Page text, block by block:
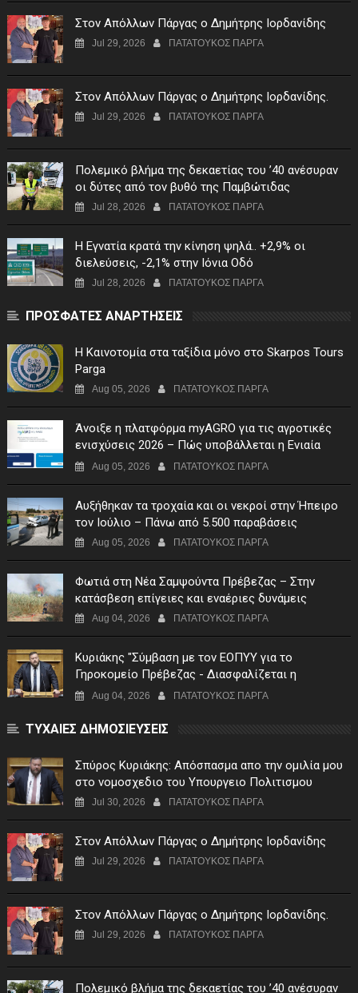
Στον Απόλλων Πάργας ο Δημήτρης Ιορδανίδης
Jul 29, 2026 ΠΑΤΑΤΟΥΚΟΣ ΠΑΡΓΑ
Στον Απόλλων Πάργας ο Δημήτρης Ιορδανίδης.
Jul 29, 2026 ΠΑΤΑΤΟΥΚΟΣ ΠΑΡΓΑ
Πολεμικό βλήμα της δεκαετίας του ’40 ανέσυραν
οι δύτες από τον βυθό της Παμβώτιδας
Jul 28, 2026 ΠΑΤΑΤΟΥΚΟΣ ΠΑΡΓΑ
Η Εγνατία κρατά την κίνηση ψηλά.. +2,9% οι
διελεύσεις, -2,1% στην Ιόνια Οδό
Jul 28, 2026 ΠΑΤΑΤΟΥΚΟΣ ΠΑΡΓΑ
ΠΡΟΣΦΑΤΕΣ ΑΝΑΡΤΗΣΕΙΣ
Η Καινοτομία στα ταξίδια μόνο στο Skarpos Tours
Parga
Aug 05, 2026 ΠΑΤΑΤΟΥΚΟΣ ΠΑΡΓΑ
Άνοιξε η πλατφόρμα myAGRO για τις αγροτικές
ενισχύσεις 2026 – Πώς υποβάλλεται η Ενιαία
Αίτηση Ενίσχυσης
Aug 05, 2026 ΠΑΤΑΤΟΥΚΟΣ ΠΑΡΓΑ
Αυξήθηκαν τα τροχαία και οι νεκροί στην Ήπειρο
τον Ιούλιο – Πάνω από 5.500 παραβάσεις
Aug 05, 2026 ΠΑΤΑΤΟΥΚΟΣ ΠΑΡΓΑ
Φωτιά στη Νέα Σαμψούντα Πρέβεζας – Στην
κατάσβεση επίγειες και εναέριες δυνάμεις
Aug 04, 2026 ΠΑΤΑΤΟΥΚΟΣ ΠΑΡΓΑ
Κυριάκης "Σύμβαση με τον ΕΟΠΥΥ για το
Γηροκομείο Πρέβεζας - Διασφαλίζεται η
χρηματοδότηση της λειτουργίας του"
Aug 04, 2026 ΠΑΤΑΤΟΥΚΟΣ ΠΑΡΓΑ
ΤΥΧΑΙΕΣ ΔΗΜΟΣΙΕΥΣΕΙΣ
Σπύρος Κυριάκης: Απόσπασμα απο την ομιλία μου
στο νομοσχεδιο του Υπουργειο Πολιτισμου
Jul 30, 2026 ΠΑΤΑΤΟΥΚΟΣ ΠΑΡΓΑ
Στον Απόλλων Πάργας ο Δημήτρης Ιορδανίδης
Jul 29, 2026 ΠΑΤΑΤΟΥΚΟΣ ΠΑΡΓΑ
Στον Απόλλων Πάργας ο Δημήτρης Ιορδανίδης.
Jul 29, 2026 ΠΑΤΑΤΟΥΚΟΣ ΠΑΡΓΑ
Πολεμικό βλήμα της δεκαετίας του ’40 ανέσυραν